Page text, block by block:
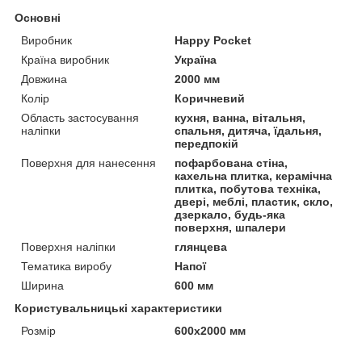
Основні
Виробник
Happy Pocket
Країна виробник
Україна
Довжина
2000 мм
Колір
Коричневий
Область застосування
наліпки
кухня, ванна, вітальня,
спальня, дитяча, їдальня,
передпокій
Поверхня для нанесення
пофарбована стіна,
кахельна плитка, керамічна
плитка, побутова техніка,
двері, меблі, пластик, скло,
дзеркало, будь-яка
поверхня, шпалери
Поверхня наліпки
глянцева
Тематика виробу
Напої
Ширина
600 мм
Користувальницькі характеристики
Розмір
600х2000 мм